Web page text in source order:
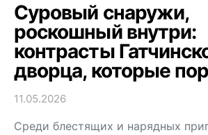
Суровый снаружи,
роскошный внутри:
контрасты
дворца, которые
11.05.2026
Среди блестящих и нарядных